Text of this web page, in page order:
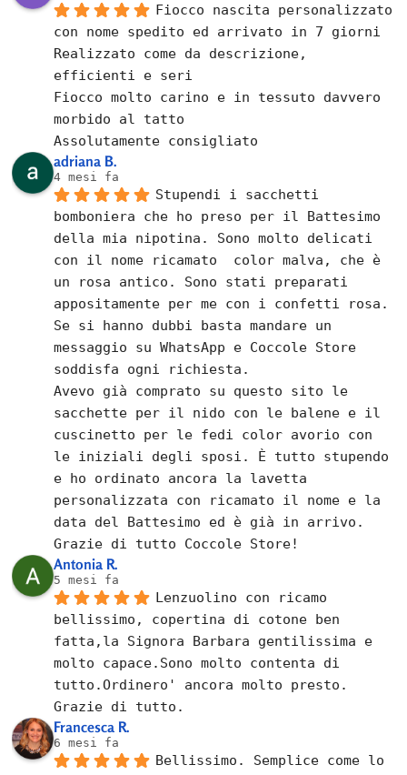
Fiocco nascita personalizzato
con nome spedito ed arrivato in 7 giorni
Realizzato come da descrizione,
efficienti e seri
Fiocco molto carino e in tessuto davvero
morbido al tatto
Assolutamente consigliato
adriana B.
4 mesi fa
Stupendi i sacchetti
bomboniera che ho preso per il Battesimo
della mia nipotina. Sono molto delicati
con il nome ricamato  color malva, che è
un rosa antico. Sono stati preparati
appositamente per me con i confetti rosa.
Se si hanno dubbi basta mandare un
messaggio su WhatsApp e Coccole Store
soddisfa ogni richiesta.
Avevo già comprato su questo sito le
sacchette per il nido con le balene e il
cuscinetto per le fedi color avorio con
le iniziali degli sposi. È tutto stupendo
e ho ordinato ancora la lavetta
personalizzata con ricamato il nome e la
data del Battesimo ed è già in arrivo.
Grazie di tutto Coccole Store!
Antonia R.
5 mesi fa
Lenzuolino con ricamo
bellissimo, copertina di cotone ben
fatta,la Signora Barbara gentilissima e
molto capace.Sono molto contenta di
tutto.Ordinero' ancora molto presto.
Grazie di tutto.
Francesca R.
6 mesi fa
Bellissimo. Semplice come lo